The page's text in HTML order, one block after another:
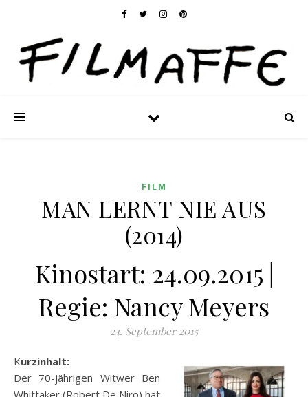
FILM
MAN LERNT NIE AUS
(2014)
Kinostart: 24.09.2015 |
Regie: Nancy Meyers
24. September 2015
Kurzinhalt:
Der 70-jährigen Witwer Ben
Whittaker (Robert De Niro) hat